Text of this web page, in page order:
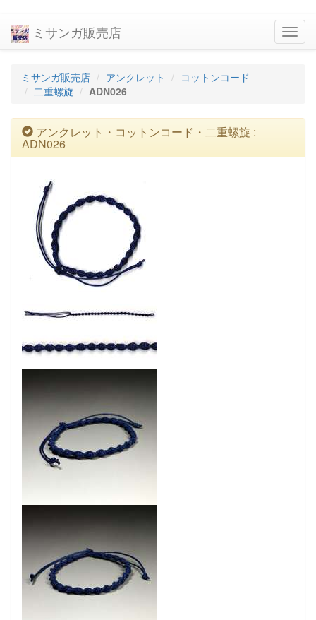
ミサンガ販売店
ミサンガ販売店 アンクレット
コットンコード
二重螺旋
ADN026
アンクレット・コットンコード・二重螺旋 :
ADN026